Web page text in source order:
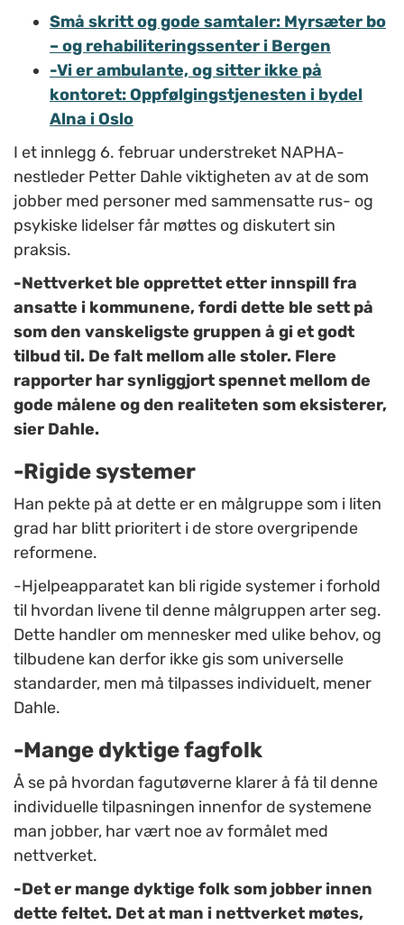
Små skritt og gode samtaler: Myrsæter bo
– og rehabiliteringssenter i Bergen
-Vi er ambulante, og sitter ikke på
kontoret: Oppfølgingstjenesten i bydel
Alna i Oslo
I et innlegg 6. februar understreket NAPHA-
nestleder Petter Dahle viktigheten av at de som
jobber med personer med sammensatte rus- og
psykiske lidelser får møttes og diskutert sin
praksis.
-Nettverket ble opprettet etter innspill fra
ansatte i kommunene, fordi dette ble sett på
som den vanskeligste gruppen å gi et godt
tilbud til. De falt mellom alle stoler. Flere
rapporter har synliggjort spennet mellom de
gode målene og den realiteten som eksisterer,
sier Dahle.
-Rigide systemer
Han pekte på at dette er en målgruppe som i liten
grad har blitt prioritert i de store overgripende
reformene.
-Hjelpeapparatet kan bli rigide systemer i forhold
til hvordan livene til denne målgruppen arter seg.
Dette handler om mennesker med ulike behov, og
tilbudene kan derfor ikke gis som universelle
standarder, men må tilpasses individuelt, mener
Dahle.
-Mange dyktige fagfolk
Å se på hvordan fagutøverne klarer å få til denne
individuelle tilpasningen innenfor de systemene
man jobber, har vært noe av formålet med
nettverket.
-Det er mange dyktige folk som jobber innen
dette feltet. Det at man i nettverket møtes,